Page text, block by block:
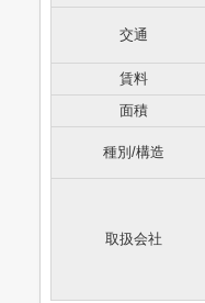
交通
賃料
面積
種別/構造
取扱会社